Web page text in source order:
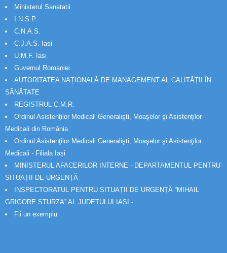
Ministerul Sanatatii
I.N.S.P.
C.N.A.S.
C.J.A.S. Iasi
U.M.F. Iasi
Guvernul Romaniei
AUTORITATEA NAȚIONALĂ DE MANAGEMENT AL CALITĂȚII ÎN
SĂNĂTATE
REGISTRUL C.M.R.
Ordinul Asistenţilor Medicali Generalişti, Moaşelor şi Asistenţilor
Medicali din România
Ordinul Asistenţilor Medicali Generalişti, Moaşelor şi Asistenţilor
Medicali - Filiala Iași
MINISTERUL AFACERILOR INTERNE - DEPARTAMENTUL PENTRU
SITUAȚII DE URGENȚĂ
INSPECTORATUL PENTRU SITUAȚII DE URGENȚĂ “MIHAIL
GRIGORE STURZA” AL JUDETULUI IAȘI -
Fii un exemplu